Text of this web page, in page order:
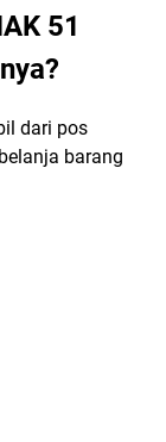
51
dari pos
barang